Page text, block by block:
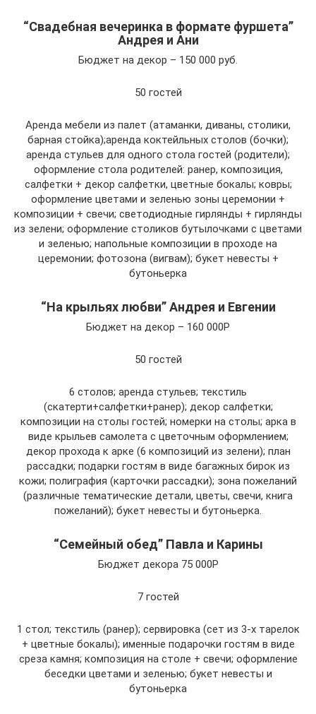
“Свадебная вечеринка в формате фуршета”
Андрея и Ани
Бюджет на декор – 150 000 руб.
50 гостей
Аренда мебели из палет (атаманки, диваны, столики,
барная стойка);аренда коктейльных столов (бочки);
аренда стульев для одного стола гостей (родители);
оформление стола родителей: ранер, композиция,
салфетки + декор салфетки, цветные бокалы; ковры;
оформление цветами и зеленью зоны церемонии +
композиции + свечи; светодиодные гирлянды + гирлянды
из зелени; оформление столиков бутылочками с цветами
и зеленью; напольные композиции в проходе на
церемонии; фотозона (вигвам); букет невесты +
бутоньерка
“На крыльях любви” Андрея и Евгении
Бюджет на декор – 160 000Р
50 гостей
6 столов; аренда стульев; текстиль
(скатерти+салфетки+ранер); декор салфетки;
композиции на столы гостей; номерки на столы; арка в
виде крыльев самолета с цветочным оформлением;
декор прохода к арке (6 композиций из зелени); план
рассадки; подарки гостям в виде багажных бирок из
кожи; полиграфия (карточки рассадки); зона пожеланий
(различные тематические детали, цветы, свечи, книга
пожеланий); букет невесты и бутоньерка.
“Семейный обед” Павла и Карины
Бюджет декора 75 000Р
7 гостей
1 стол; текстиль (ранер); сервировка (сет из 3-х тарелок
+ цветные бокалы); именные подарочки гостям в виде
среза камня; композиция на столе + свечи; оформление
беседки цветами и зеленью; букет невесты и
бутоньерка